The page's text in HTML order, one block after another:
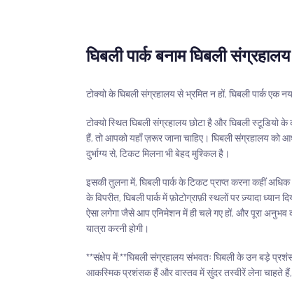
घिबली पार्क बनाम घिबली संग्रहालय
टोक्यो के घिबली संग्रहालय से भ्रमित न हों, घिबली पार्क एक
टोक्यो स्थित घिबली संग्रहालय छोटा है और घिबली
हैं, तो आपको यहाँ ज़रूर जाना चाहिए। घिबली संग्रहालय को
दुर्भाग्य से, टिकट मिलना भी बेहद मुश्किल है।
इसकी तुलना में, घिबली पार्क के टिकट प्राप्त करना कहीं
के विपरीत, घिबली पार्क में फ़ोटोग्राफ़ी स्थलों पर ज़्यादा
ऐसा लगेगा जैसे आप एनिमेशन में ही चले गए हों, और पूरा अनुभव
यात्रा करनी होगी।
**संक्षेप में:**घिबली संग्रहालय संभवतः घिबली के उन बड़े
आकस्मिक प्रशंसक हैं और वास्तव में सुंदर तस्वीरें लेना चाहते हैं,